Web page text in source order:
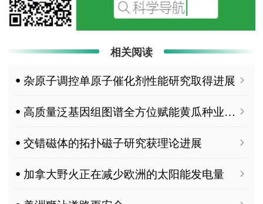
相关阅读
ꔷ 杂原子调控单原子催化剂性能研究取得进展
ꔷ 高质量泛基因组图谱全方位赋能黄瓜种业创新
ꔷ 交错磁体的拓扑磁子研究获理论进展
ꔷ 加拿大野火正在减少欧洲的太阳能发电量